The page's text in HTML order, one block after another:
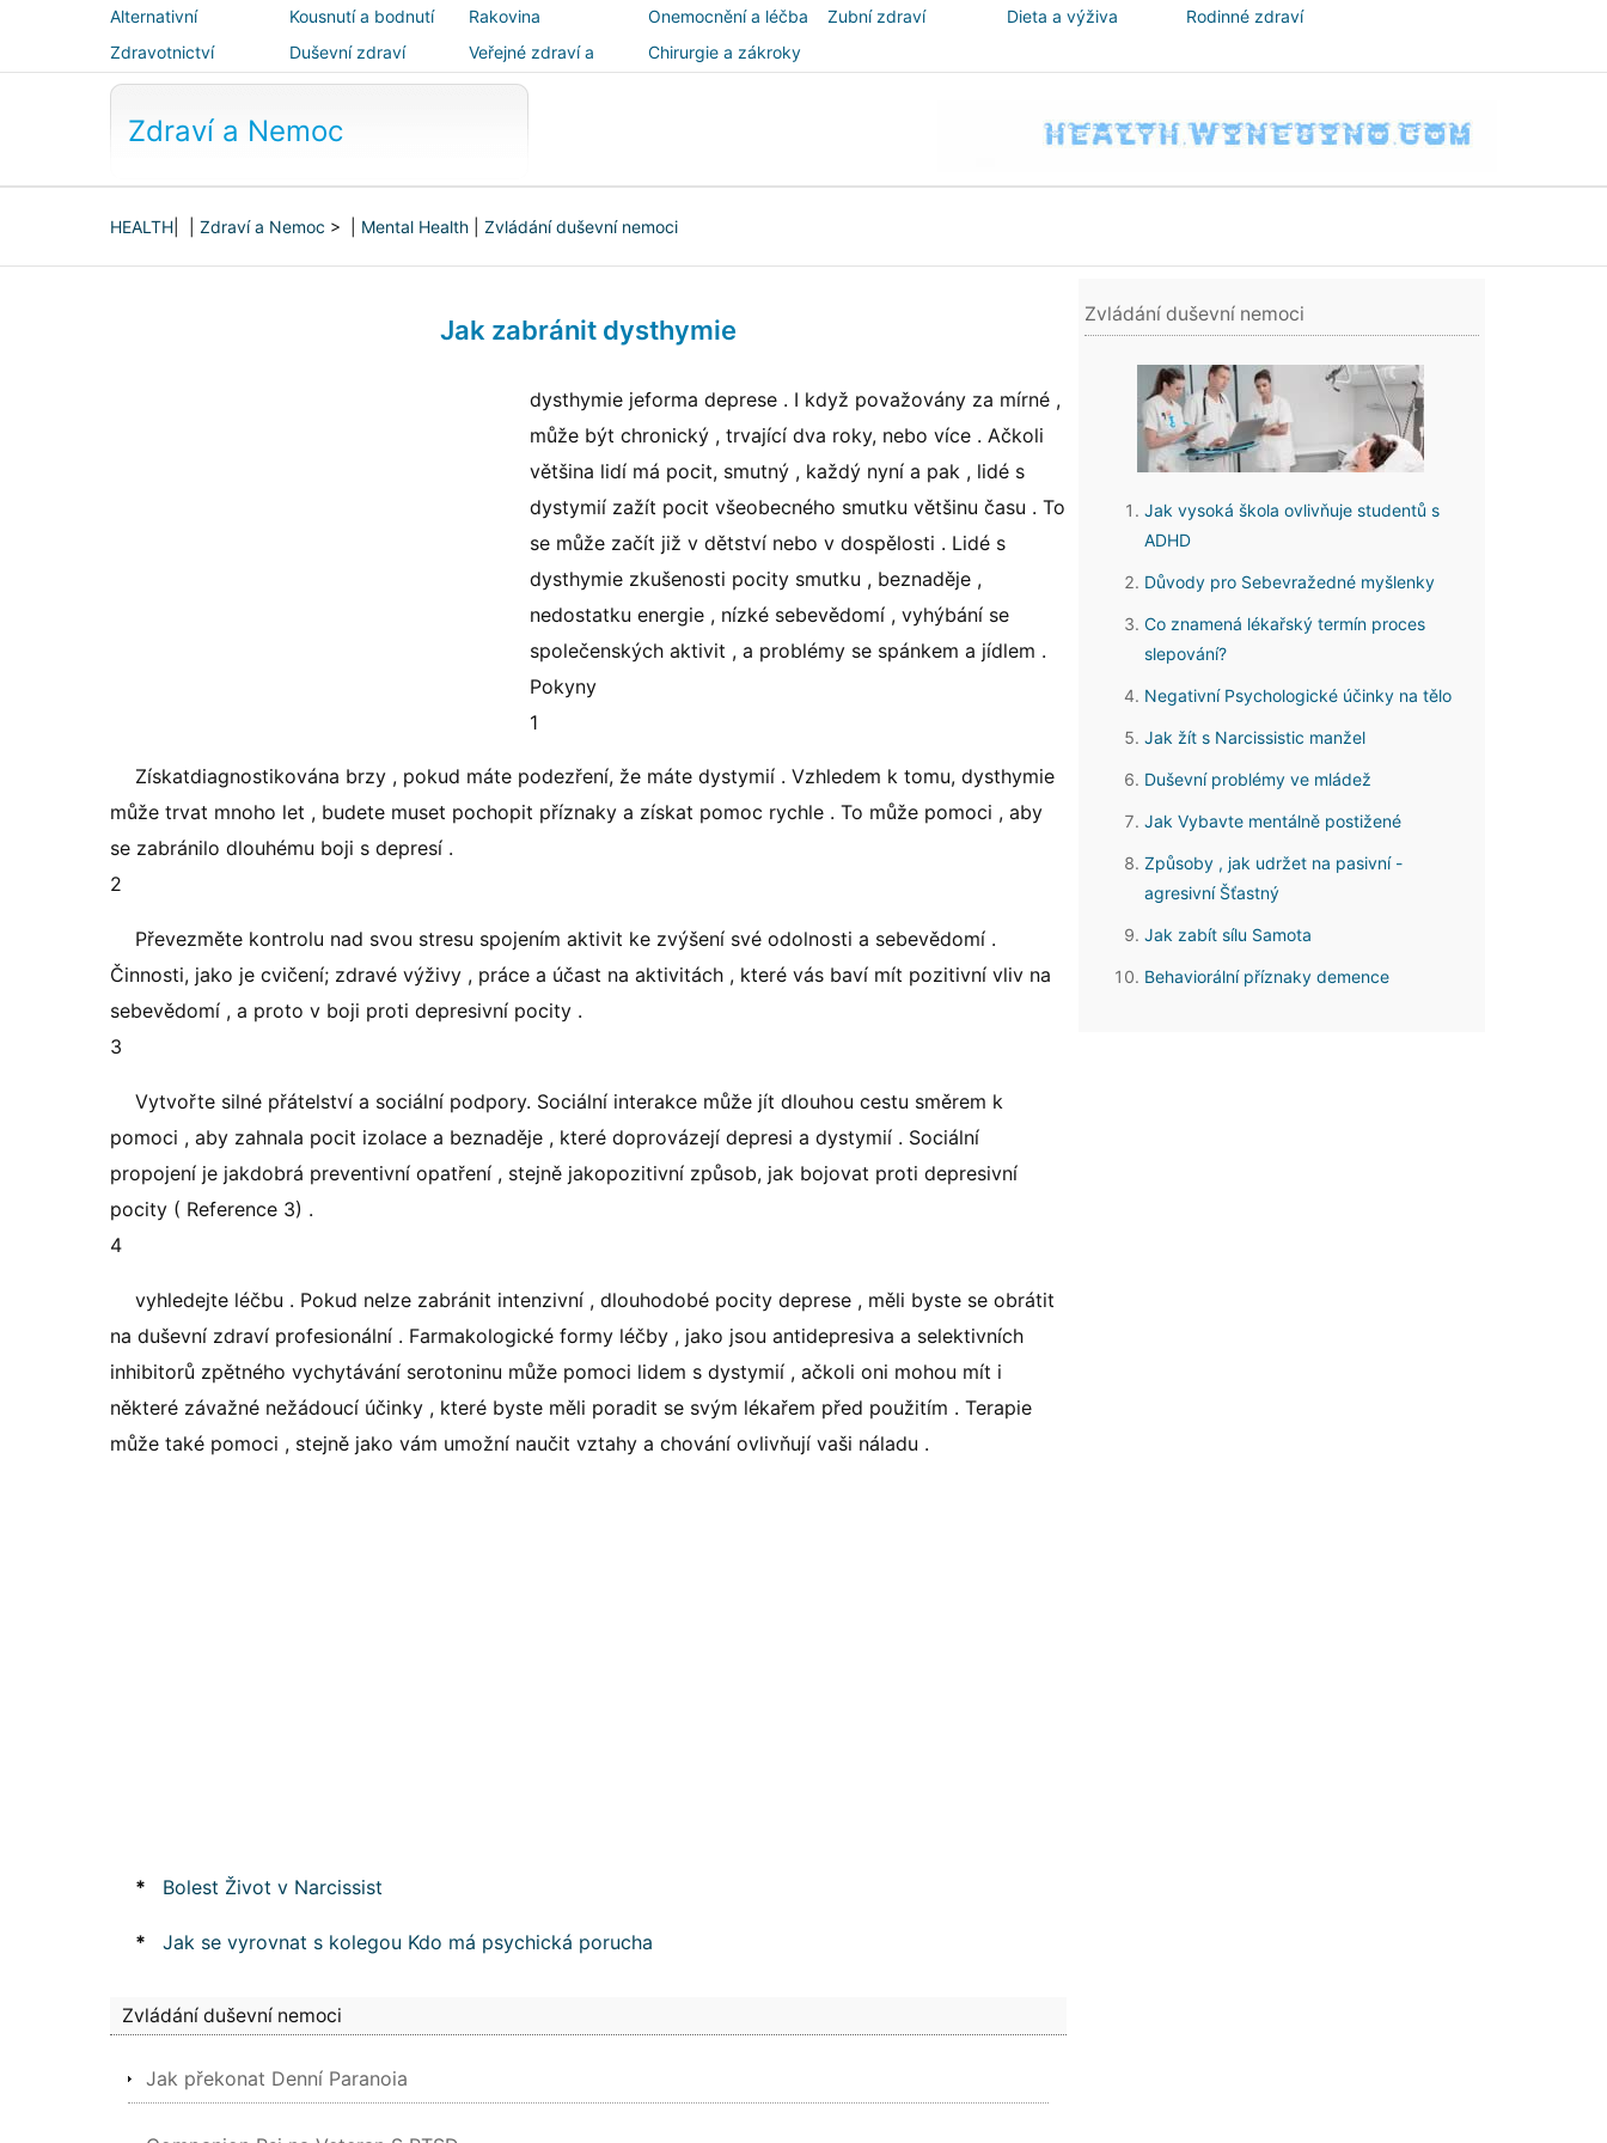
Alternativní
medicína
Kousnutí a bodnutí Rakovina Onemocnění a léčba Zubní zdraví Dieta a výživa
Rodinné zdraví
Zdravotnictví
Duševní zdraví
Veřejné zdraví a
bezpečnost
Chirurgie a zákroky
Zdraví a Nemoc
HEALTH Zdraví a Nemoc > | Mental Health Zvládání duševní nemoci
Jak zabránit dysthymie
dysthymie jeforma deprese . I když považovány za mírné ,
může být chronický , trvající dva roky, nebo více . Ačkoli
většina lidí má pocit, smutný , každý nyní a pak , lidé s
dystymií zažít pocit všeobecného smutku většinu času . To
se může začít již v dětství nebo v dospělosti . Lidé s
dysthymie zkušenosti pocity smutku , beznaděje ,
nedostatku energie , nízké sebevědomí , vyhýbání se
společenských aktivit , a problémy se spánkem a jídlem .
Pokyny
1
Získatdiagnostikována brzy , pokud máte podezření, že máte dystymií . Vzhledem k tomu, dysthymie
může trvat mnoho let , budete muset pochopit příznaky a získat pomoc rychle . To může pomoci , aby
se zabránilo dlouhému boji s depresí .
2
Převezměte kontrolu nad svou stresu spojením aktivit ke zvýšení své odolnosti a sebevědomí .
Činnosti, jako je cvičení; zdravé výživy , práce a účast na aktivitách , které vás baví mít pozitivní vliv na
sebevědomí , a proto v boji proti depresivní pocity .
3
Vytvořte silné přátelství a sociální podpory. Sociální interakce může jít dlouhou cestu směrem k
pomoci , aby zahnala pocit izolace a beznaděje , které doprovázejí depresi a dystymií . Sociální
propojení je jakdobrá preventivní opatření , stejně jakopozitivní způsob, jak bojovat proti depresivní
pocity ( Reference 3) .
4
vyhledejte léčbu . Pokud nelze zabránit intenzivní , dlouhodobé pocity deprese , měli byste se obrátit
na duševní zdraví profesionální . Farmakologické formy léčby , jako jsou antidepresiva a selektivních
inhibitorů zpětného vychytávání serotoninu může pomoci lidem s dystymií , ačkoli oni mohou mít i
některé závažné nežádoucí účinky , které byste měli poradit se svým lékařem před použitím . Terapie
může také pomoci , stejně jako vám umožní naučit vztahy a chování ovlivňují vaši náladu .
* Bolest Život v Narcissist
* Jak se vyrovnat s kolegou Kdo má psychická porucha
Zvládání duševní nemoci
Jak překonat Denní Paranoia
Zvládání duševní nemoci
Jak vysoká škola ovlivňuje studentů s
ADHD
Důvody pro Sebevražedné myšlenky
Co znamená lékařský termín proces
slepování?
Negativní Psychologické účinky na tělo
Jak žít s Narcissistic manžel
Duševní problémy ve mládež
Jak Vybavte mentálně postižené
Způsoby , jak udržet na pasivní -
agresivní Šťastný
Jak zabít sílu Samota
Behaviorální příznaky demence